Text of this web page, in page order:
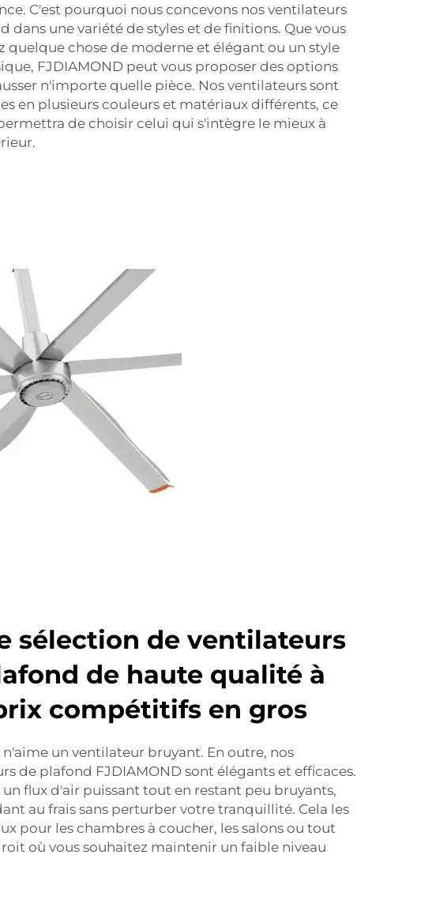
C'est pourquoi nous concevons nos ventilateurs
dans une variété de styles et de finitions. Que vous
quelque chose de moderne et élégant ou un style
FJDIAMOND peut vous proposer des options
n'importe quelle pièce. Nos ventilateurs sont
en plusieurs couleurs et matériaux différents, ce
de choisir celui qui s'intègre le mieux à
sélection de ventilateurs
de haute qualité à
compétitifs en gros
n'aime un ventilateur bruyant. En outre, nos
de plafond FJDIAMOND sont élégants et efficaces.
un flux d'air puissant tout en restant peu bruyants,
au frais sans perturber votre tranquillité. Cela les
pour les chambres à coucher, les salons ou tout
où vous souhaitez maintenir un faible niveau